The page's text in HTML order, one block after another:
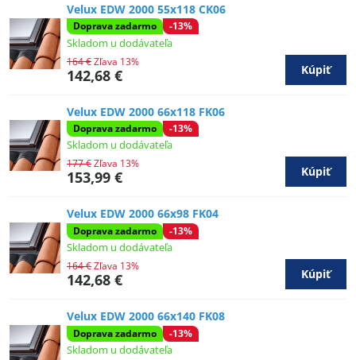
Velux EDW 2000 55x118 CK06
Doprava zadarmo -13%
Skladom u dodávateľa
142,68 €
164 €Zľava 13%
Kúpiť
Velux EDW 2000 66x118 FK06
Doprava zadarmo -13%
Skladom u dodávateľa
153,99 €
177 €Zľava 13%
Kúpiť
Velux EDW 2000 66x98 FK04
Doprava zadarmo -13%
Skladom u dodávateľa
142,68 €
164 €Zľava 13%
Kúpiť
Velux EDW 2000 66x140 FK08
Doprava zadarmo -13%
Skladom u dodávateľa